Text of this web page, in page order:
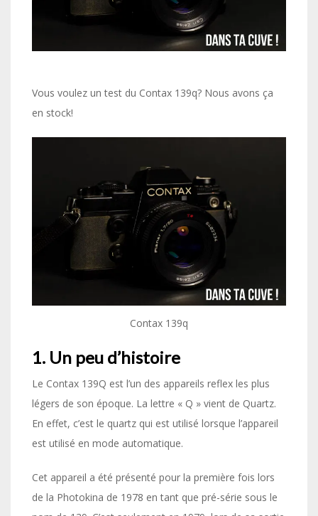
Vous voulez un test du Contax 139q? Nous avons ça
en stock!
Contax 139q
1. Un peu d’histoire
Le Contax 139Q est l’un des appareils reflex les plus
légers de son époque. La lettre « Q » vient de Quartz.
En effet, c’est le quartz qui est utilisé lorsque l’appareil
est utilisé en mode automatique.
Cet appareil a été présenté pour la première fois lors
de la Photokina de 1978 en tant que pré-série sous le